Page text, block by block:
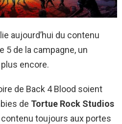
aujourd’hui du contenu
5 de la campagne, un
encore.
de Back 4 Blood soient
de Tortue Rock Studios
toujours aux portes